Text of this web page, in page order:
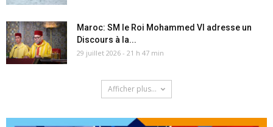
Maroc: SM le Roi Mohammed VI adresse un
Discours à la...
29 juillet 2026 - 21 h 47 min
Afficher plus...